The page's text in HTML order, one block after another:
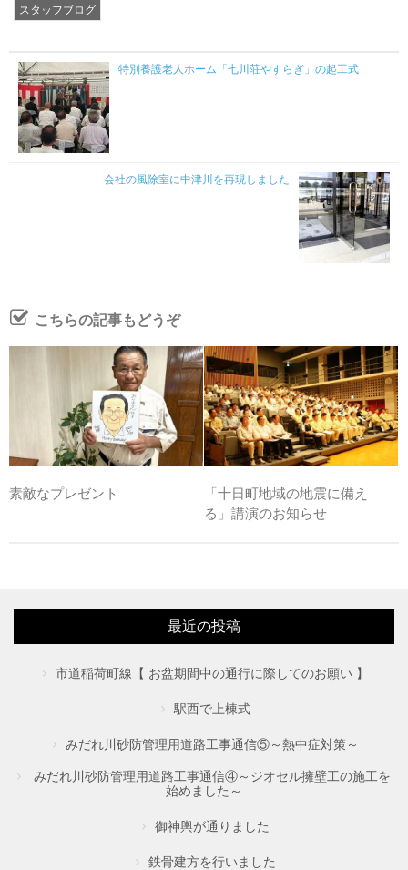
スタッフブログ
特別養護老人ホーム「七川荘やすらぎ」の起工式
会社の風除室に中津川を再現しました
こちらの記事もどうぞ
素敵なプレゼント
「十日町地域の地震に備え
る」講演のお知らせ
最近の投稿
市道稲荷町線【 お盆期間中の通行に際してのお願い 】
駅西で上棟式
みだれ川砂防管理用道路工事通信⑤～熱中症対策～
みだれ川砂防管理用道路工事通信④～ジオセル擁壁工の施工を
始めました～
御神輿が通りました
鉄骨建方を行いました